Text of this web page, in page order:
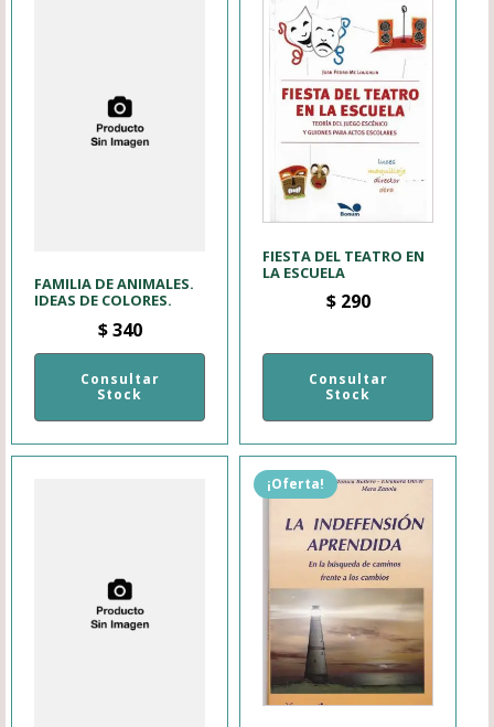
FAMILIA DE ANIMALES.
IDEAS DE COLORES.
$340
Consultar
Stock
FIESTA DEL TEATRO EN
LA ESCUELA
$290
Consultar
Stock
¡Oferta!